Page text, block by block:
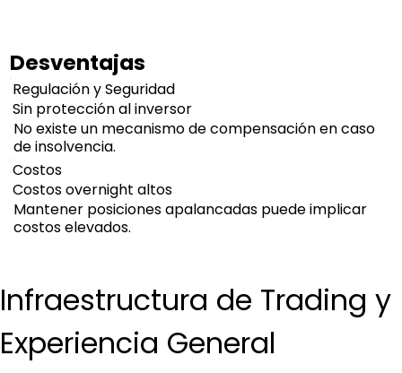
Desventajas
Regulación y Seguridad
Sin protección al inversor
No existe un mecanismo de compensación en caso
de insolvencia.
Costos
Costos overnight altos
Mantener posiciones apalancadas puede implicar
costos elevados.
Infraestructura de Trading y
Experiencia General